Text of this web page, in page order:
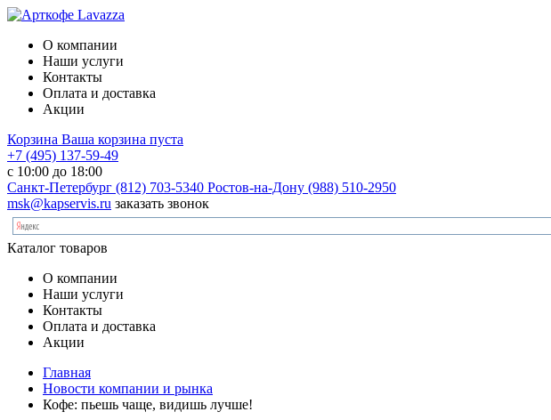
О компании
Наши услуги
Контакты
Оплата и доставка
Акции
Корзина Ваша корзина пуста
+7 (495) 137-59-49
с 10:00 до 18:00
Санкт-Петербург (812) 703-5340 Ростов-на-Дону (988) 510-2950
msk@kapservis.ru заказать звонок
Каталог товаров
О компании
Наши услуги
Контакты
Оплата и доставка
Акции
Главная
Новости компании и рынка
Кофе: пьешь чаще, видишь лучше!